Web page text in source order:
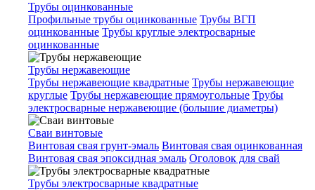
Трубы оцинкованные
Профильные трубы оцинкованные Трубы ВГП
оцинкованные Трубы круглые электросварные
оцинкованные
Трубы нержавеющие
Трубы нержавеющие квадратные Трубы нержавеющие
круглые Трубы нержавеющие прямоугольные Трубы
электросварные нержавеющие (большие диаметры)
Сваи винтовые
Винтовая свая грунт-эмаль Винтовая свая оцинкованная
Винтовая свая эпоксидная эмаль Оголовок для свай
Трубы электросварные квадратные